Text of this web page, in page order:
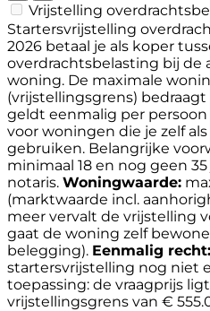
Vrijstelling
Startersvrijstelling
2026 betaal je als koper
overdrachtsbelasting bij de
woning. De maximale
(vrijstellingsgrens)
geldt eenmalig per
voor woningen die je zelf
gebruiken. Belangrijke
minimaal 18 en nog geen
notaris. Woningwaarde:
(marktwaarde incl.
meer vervalt de vrijstelling
gaat de woning zelf
belegging). Eenmalig recht:
startersvrijstelling nog niet
toepassing: de vraagprijs
vrijstellingsgrens van €